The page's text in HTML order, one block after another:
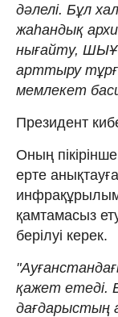
дәлелі. Бұл
жаһандық
нығайту, ШЫҰ-
арттыру
мемлекет
Президент
Оның
ерте
қамтамасыз
берілуі керек.
қажет етеді.
дағдарыстың